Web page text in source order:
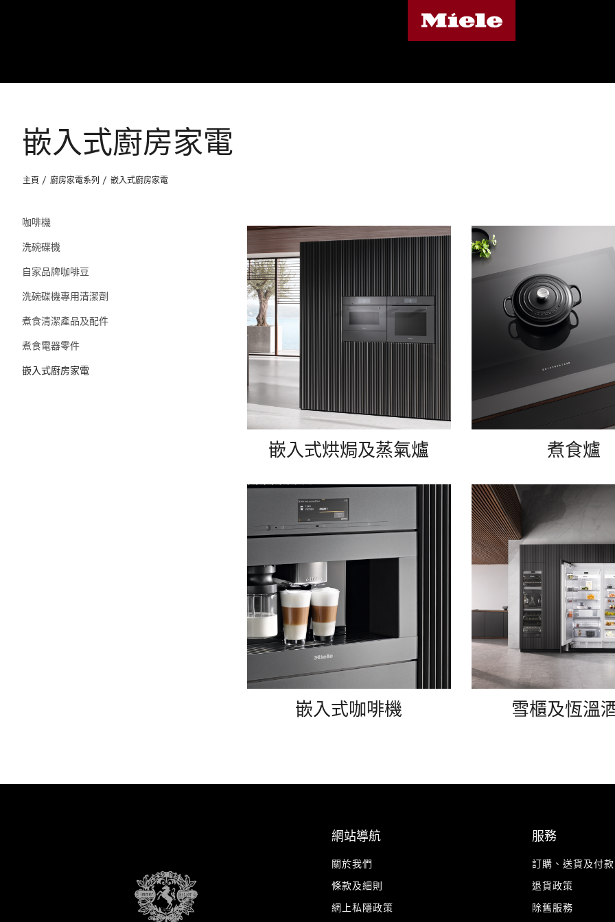
嵌入式廚房家電
主頁 廚房家電系列 嵌入式廚房家電
咖啡機
洗碗碟機
自家品牌咖啡豆
洗碗碟機專用清潔劑
煮食清潔產品及配件
煮食電器零件
嵌入式廚房家電
嵌入式烘焗及蒸氣爐 煮食爐
嵌入式咖啡機 雪櫃及恆溫
網站導航
關於我們
條款及細則
網上私隱政策
服務
訂購、送貨及付款
退貨政策
除舊服務